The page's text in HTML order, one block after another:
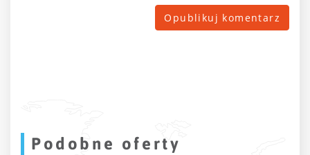
Podobne oferty